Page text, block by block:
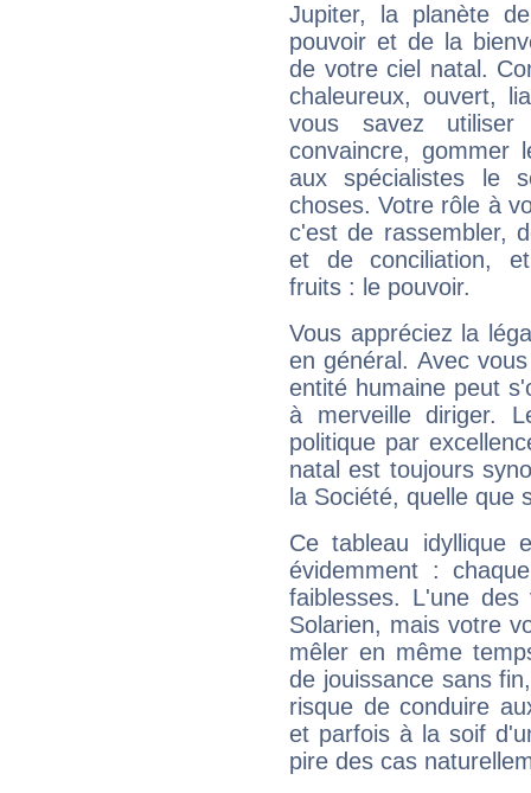
Jupiter, la planète
pouvoir et de la
de votre ciel natal.
chaleureux, ouvert,
vous savez
convaincre, gommer
aux spécialistes le
choses. Votre rôle à
c'est de rassembler,
et de conciliation,
fruits : le pouvoir.
Vous appréciez la
en général. Avec
entité humaine peut
à merveille diriger.
politique par
natal est toujours
la Société, quelle que
Ce tableau idyllique
évidemment :
faiblesses. L'une
Solarien, mais votre
mêler en même
de jouissance sans
risque de conduire
et parfois à la soif
pire des cas